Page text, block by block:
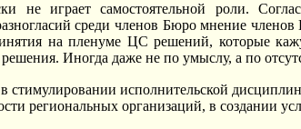
не играет самостоятельной роли.
среди членов Бюро мнение
на пленуме ЦС решений, которые
Иногда даже не по умыслу, а по
стимулировании исполнительской
региональных организаций, в создании